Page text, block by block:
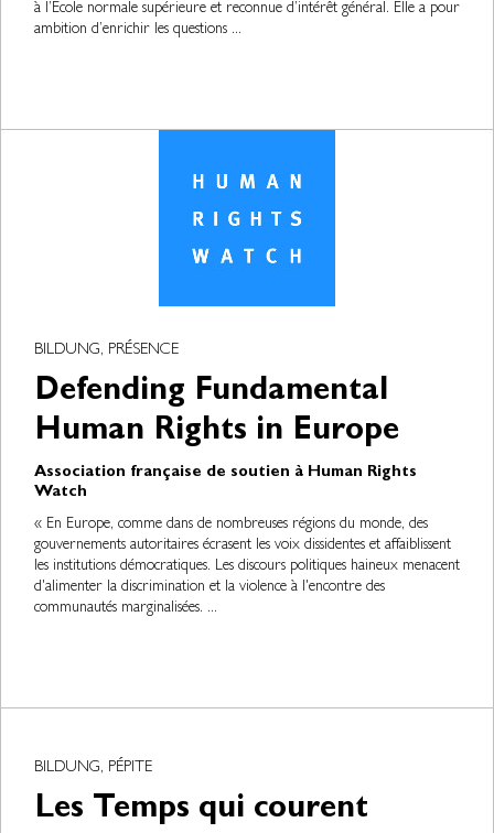
à l’École normale supérieure et reconnue d’intérêt général. Elle a pour
ambition d’enrichir les questions ...
BILDUNG, PRÉSENCE
Defending Fundamental
Human Rights in Europe
Association française de soutien à Human Rights
Watch
« En Europe, comme dans de nombreuses régions du monde, des
gouvernements autoritaires écrasent les voix dissidentes et affaiblissent
les institutions démocratiques. Les discours politiques haineux menacent
d'alimenter la discrimination et la violence à l'encontre des
communautés marginalisées. ...
BILDUNG, PÉPITE
Les Temps qui courent